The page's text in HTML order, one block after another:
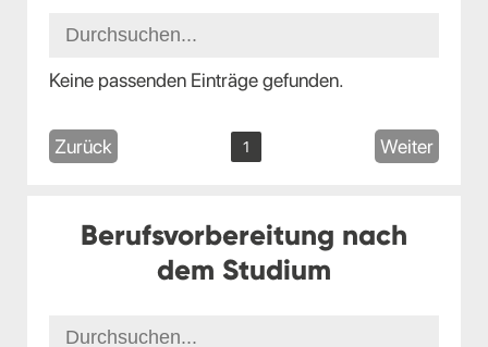
Keine passenden Einträge gefunden.
Zurück 1 Weiter
Berufsvorbereitung nach
dem Studium